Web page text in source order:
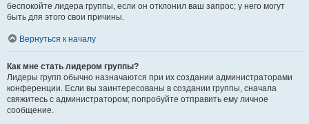
беспокойте лидера группы, если он отклонил ваш запрос; у него могут
быть для этого свои причины.
Вернуться к началу
Как мне стать лидером группы?
Лидеры групп обычно назначаются при их создании администраторами
конференции. Если вы заинтересованы в создании группы, сначала
свяжитесь с администратором; попробуйте отправить ему личное
сообщение.